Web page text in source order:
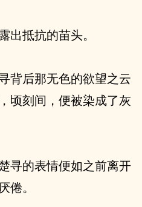
出抵抗的苗头。
背后那无色的欲望之云
顷刻间，便被染成了灰
寻的表情便如之前离开
倦。